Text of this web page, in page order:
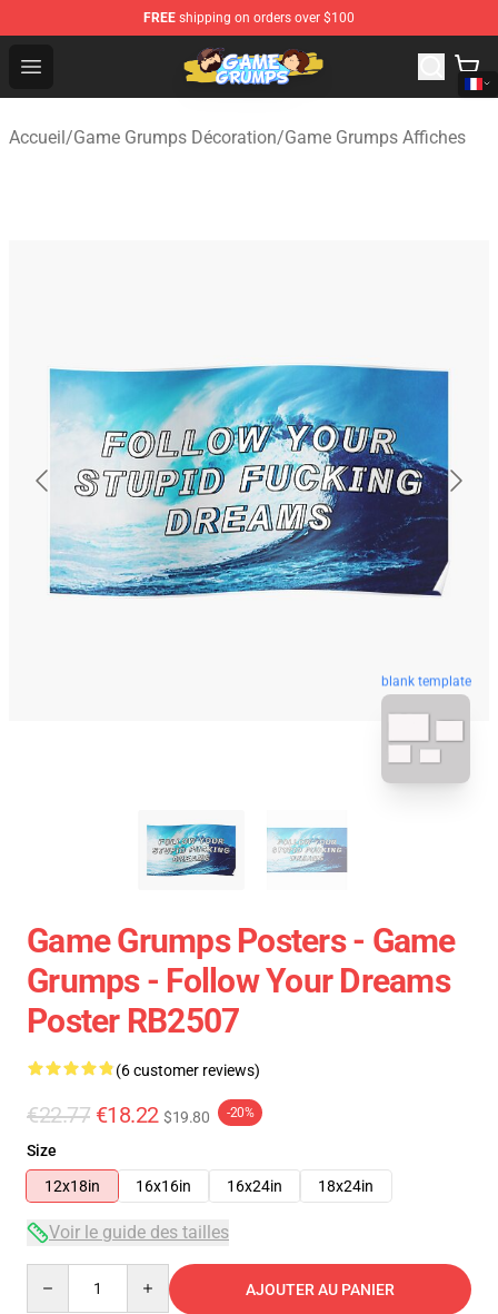
FREE shipping on orders over $100
Open menu
Game Grumps Shop - Official Game Grumps
Accueil/Game Grumps Décoration/Game Grumps Affiches
blank template
Game Grumps Posters - Game
Grumps - Follow Your Dreams
Poster RB2507
(6 customer reviews)
€22.77 €18.22 $19.80 -20%
Size
12x18in
16x16in 16x24in 18x24in
Voir le guide des tailles
AJOUTER AU PANIER